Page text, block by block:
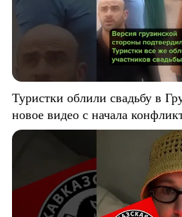
Туристки облили свадьбу в
новое видео с начала